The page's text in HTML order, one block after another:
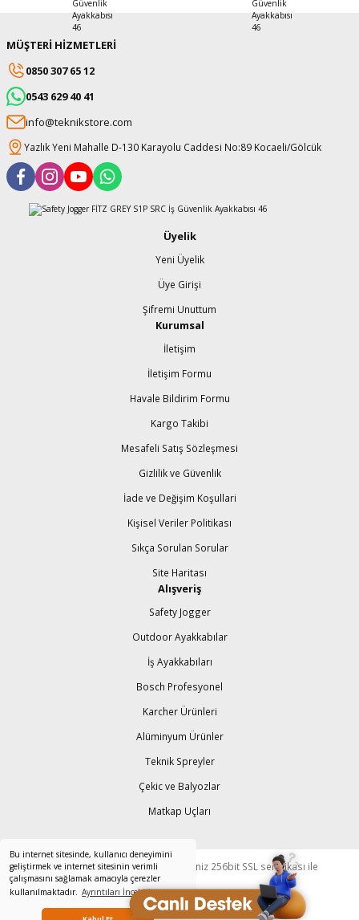
Bu internet sitesinde, kullanıcı deneyimini
geliştirmek ve internet sitesinin verimli
çalışmasını sağlamak amacıyla çerezler
kullanılmaktadır. Ayrıntıları İnceleyin
MÜŞTERİ HİZMETLERİ
0850 307 65 12
0543 629 40 41
info@teknikstore.com
Yazlık Yeni Mahalle D-130 Karayolu Caddesi No:89 Kocaeli/Gölcük
Üyelik
Yeni Üyelik
Üye Girişi
Şifremi Unuttum
Kurumsal
İletişim
İletişim Formu
Havale Bildirim Formu
Kargo Takibi
Mesafeli Satış Sözleşmesi
Gizlilik ve Güvenlik
İade ve Değişim Koşullari
Kişisel Veriler Politikası
Sıkça Sorulan Sorular
Site Haritası
Alışveriş
Safety Jogger
Outdoor Ayakkabılar
İş Ayakkabıları
Bosch Profesyonel
Karcher Ürünleri
Alüminyum Ürünler
Teknik Spreyler
Çekic ve Balyozlar
Matkap Uçları
© Tüm Hakları Saklıdır. Kredi kartı bilgileriniz 256bit SSL sertifikası ile
korunmaktadır.